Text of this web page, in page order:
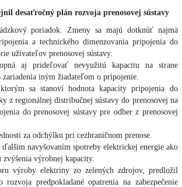
desaťročný plán rozvoja prenosovej sústavy
poriadok. Zmeny sa majú dotknúť najmä
a technického dimenzovania pripojenia do
užívateľov prenosovej sústavy.
aj prideľovať nevyužitú kapacitu na strane
iným žiadateľom o pripojenie.
sa stanoví hodnota kapacity pripojenia do
z regionálnej distribučnej sústavy do prenosovej na
do prenosovej sústavy pre odber z prenosovej
za odchýlku pri cezhraničnom prenose.
navyšovaním spotreby elektrickej energie ako
výrobnej kapacity.
výroby elektriny zo zelených zdrojov, predložil
predpokladané opatrenia na zabezpečenie